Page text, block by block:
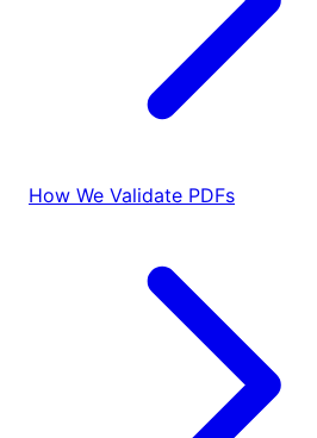
How We Validate PDFs